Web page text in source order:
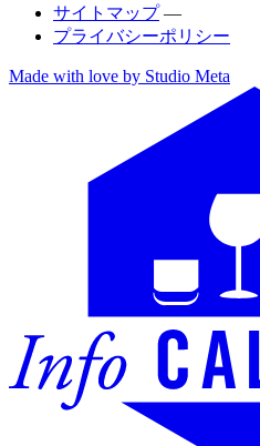
サイトマップ —
プライバシーポリシー
Made with love by Studio Meta